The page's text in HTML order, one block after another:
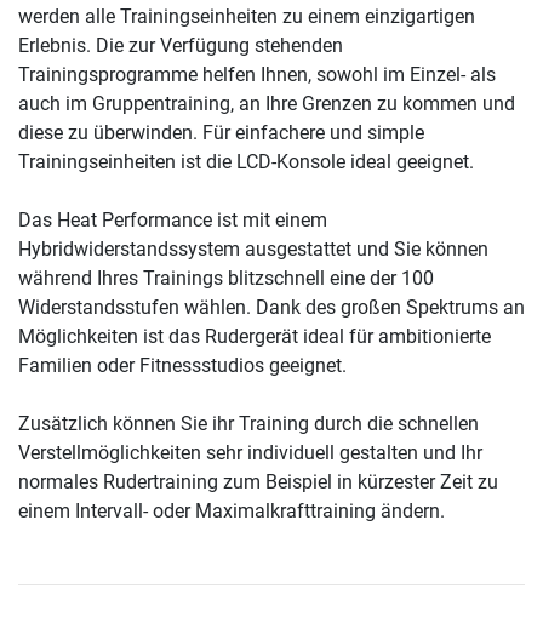
werden alle Trainingseinheiten zu einem einzigartigen
Erlebnis. Die zur Verfügung stehenden
Trainingsprogramme helfen Ihnen, sowohl im Einzel- als
auch im Gruppentraining, an Ihre Grenzen zu kommen und
diese zu überwinden. Für einfachere und simple
Trainingseinheiten ist die LCD-Konsole ideal geeignet.
Das Heat Performance ist mit einem
Hybridwiderstandssystem ausgestattet und Sie können
während Ihres Trainings blitzschnell eine der 100
Widerstandsstufen wählen. Dank des großen Spektrums an
Möglichkeiten ist das Rudergerät ideal für ambitionierte
Familien oder Fitnessstudios geeignet.
Zusätzlich können Sie ihr Training durch die schnellen
Verstellmöglichkeiten sehr individuell gestalten und Ihr
normales Rudertraining zum Beispiel in kürzester Zeit zu
einem Intervall- oder Maximalkrafttraining ändern.